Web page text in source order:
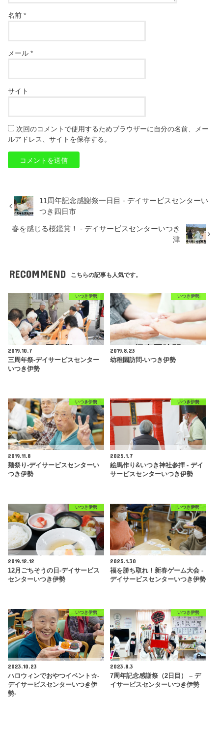
名前*
メール*
サイト
次回のコメントで使用するためブラウザーに自分の名前、メー
ルアドレス、サイトを保存する。
11周年記念感謝祭一日目 - デイサービスセンターい
つき四日市
春を感じる桜鑑賞！ - デイサービスセンターいつき
津
RECOMMEND こちらの記事も人気です。
いつき伊勢
2019.10.7
三周年祭-デイサービスセンター
いつき伊勢
いつき伊勢
2019.8.23
幼稚園訪問-いつき伊勢
いつき伊勢
2019.11.8
麺祭り-デイサービスセンターい
つき伊勢
いつき伊勢
2025.1.7
絵馬作り&いつき神社参拝 - デイ
サービスセンターいつき伊勢
いつき伊勢
2019.12.12
12月ごちそうの日-デイサービス
センターいつき伊勢
いつき伊勢
2025.1.30
福を勝ち取れ！新春ゲーム大会 -
デイサービスセンターいつき伊勢
いつき伊勢
2023.10.23
ハロウィンでおやつイベント☆-
デイサービスセンターいつき伊
勢-
いつき伊勢
2023.8.3
7周年記念感謝祭（2日目） – デ
イサービスセンターいつき伊勢